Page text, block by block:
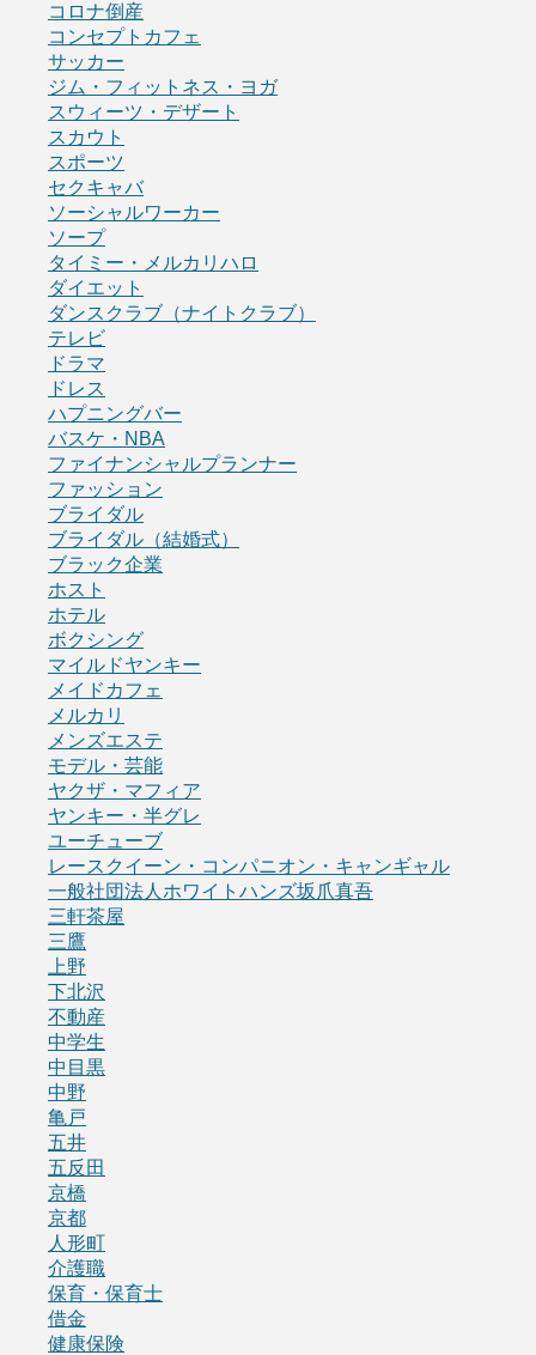
コロナ倒産
コンセプトカフェ
サッカー
ジム・フィットネス・ヨガ
スウィーツ・デザート
スカウト
スポーツ
セクキャバ
ソーシャルワーカー
ソープ
タイミー・メルカリハロ
ダイエット
ダンスクラブ（ナイトクラブ）
テレビ
ドラマ
ドレス
ハプニングバー
バスケ・NBA
ファイナンシャルプランナー
ファッション
ブライダル
ブライダル（結婚式）
ブラック企業
ホスト
ホテル
ボクシング
マイルドヤンキー
メイドカフェ
メルカリ
メンズエステ
モデル・芸能
ヤクザ・マフィア
ヤンキー・半グレ
ユーチューブ
レースクイーン・コンパニオン・キャンギャル
一般社団法人ホワイトハンズ坂爪真吾
三軒茶屋
三鷹
上野
下北沢
不動産
中学生
中目黒
中野
亀戸
五井
五反田
京橋
京都
人形町
介護職
保育・保育士
借金
健康保険